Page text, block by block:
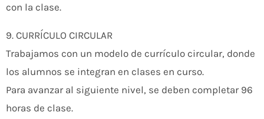
con la clase.
9. CURRÍCULO CIRCULAR
Trabajamos con un modelo de currículo circular, donde
los alumnos se integran en clases en curso.
Para avanzar al siguiente nivel, se deben completar 96
horas de clase.